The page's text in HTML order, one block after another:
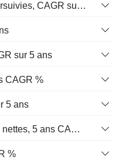
Bénéfices des activités poursuivies, CAGR sur 5 ans
sur 5 ans
CAGR %
5 ans
Immobilisations corporelles nettes, 5 ans CAGR %
%